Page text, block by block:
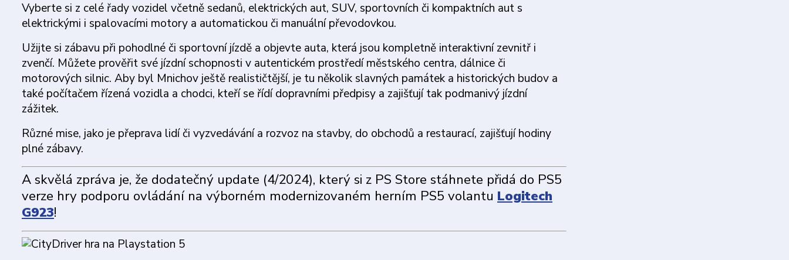
Vyberte si z celé řady vozidel včetně sedanů, elektrických aut, SUV, sportovních či kompaktních aut s
elektrickými i spalovacími motory a automatickou či manuální převodovkou.
Užijte si zábavu při pohodlné či sportovní jízdě a objevte auta, která jsou kompletně interaktivní zevnitř i
zvenčí. Můžete prověřit své jízdní schopnosti v autentickém prostředí městského centra, dálnice či
motorových silnic. Aby byl Mnichov ještě realističtější, je tu několik slavných památek a historických budov a
také počítačem řízená vozidla a chodci, kteří se řídí dopravními předpisy a zajišťují tak podmanivý jízdní
zážitek.
Různé mise, jako je přeprava lidí či vyzvedávání a rozvoz na stavby, do obchodů a restaurací, zajišťují hodiny
plné zábavy.
A skvělá zpráva je, že dodatečný update (4/2024), který si z PS Store stáhnete přidá do PS5
verze hry podporu ovládání na výborném modernizovaném herním PS5 volantu Logitech
G923!